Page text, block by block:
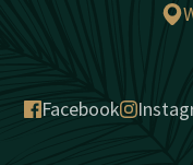
Facebook